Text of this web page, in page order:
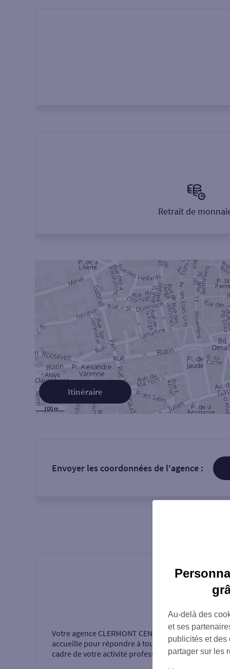
Retrait de
Itinéraire
Envoyer les coordonnées de l'agence :
Votre agence CLERMONT CENTRE NUGERvous
accueille pour répondre à tous vos besoins dans le
cadre de votre activité professionnelle.
Au-delà des
et ses
publicités et des
partager sur les